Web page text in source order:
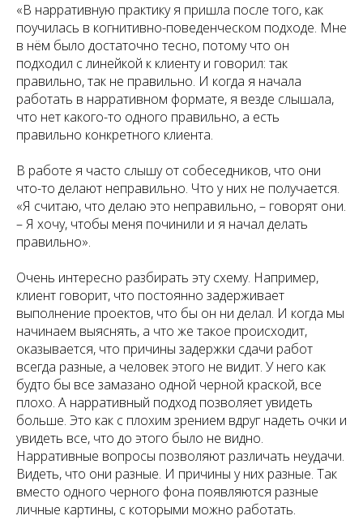
«В нарративную практику я пришла после того, как
поучилась в когнитивно-поведенческом подходе. Мне
в нём было достаточно тесно, потому что он
подходил с линейкой к клиенту и говорил: так
правильно, так не правильно. И когда я начала
работать в нарративном формате, я везде слышала,
что нет какого-то одного правильно, а есть
правильно конкретного клиента.
В работе я часто слышу от собеседников, что они
что-то делают неправильно. Что у них не получается.
«Я считаю, что делаю это неправильно, – говорят они.
– Я хочу, чтобы меня починили и я начал делать
правильно».
Очень интересно разбирать эту схему. Например,
клиент говорит, что постоянно задерживает
выполнение проектов, что бы он ни делал. И когда мы
начинаем выяснять, а что же такое происходит,
оказывается, что причины задержки сдачи работ
всегда разные, а человек этого не видит. У него как
будто бы все замазано одной черной краской, все
плохо. А нарративный подход позволяет увидеть
больше. Это как с плохим зрением вдруг надеть очки и
увидеть все, что до этого было не видно.
Нарративные вопросы позволяют различать неудачи.
Видеть, что они разные. И причины у них разные. Так
вместо одного черного фона появляются разные
личные картины, с которыми можно работать.